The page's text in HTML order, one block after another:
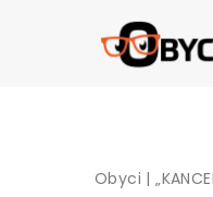
Obyci |